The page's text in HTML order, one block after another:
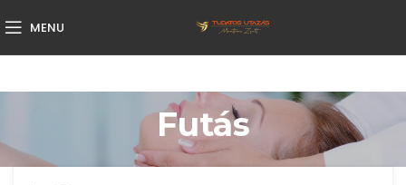
MENU
Futás
COACHING ÉLETMÓD,FUTÁS MOTIVÁCIÓ